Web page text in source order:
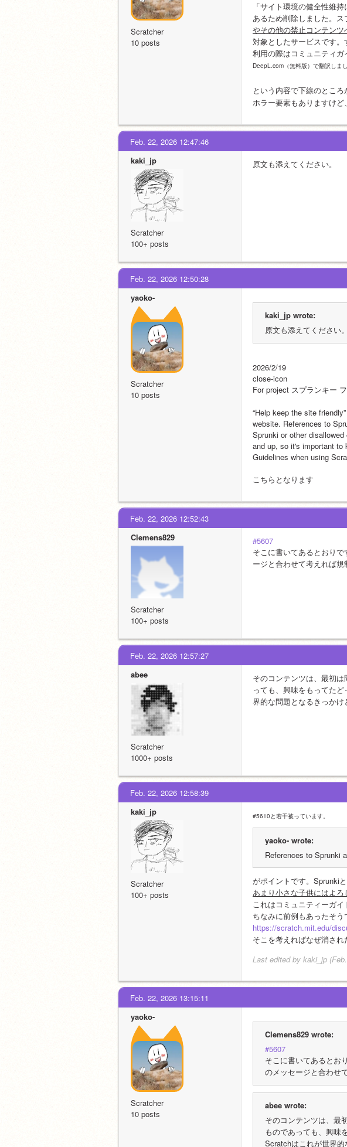
Scratcher
10 posts
「サイト環境の健全性維
あるため削除しました。ス
やその他の禁止コンテン
対象としたサービスです
利用の際はコミュニティガ
DeepL.com（無料版）で翻訳しまし
という内容で下線のところ
ホラー要素もありますけ
Feb. 22, 2026 12:47:46
kaki_jp
Scratcher
100+ posts
原文も添えてください。
Feb. 22, 2026 12:50:28
yaoko-
Scratcher
10 posts
kaki_jp wrote:
原文も添えてください。
2026/2/19
close-icon
For project スプランキー
“Help keep the site
website. References to
Sprunki or other
and up, so it's important to
Guidelines when using
こちらとなります
Feb. 22, 2026 12:52:43
Clemens829
Scratcher
100+ posts
#5607
そこに書いてあるとおり
ージと合わせて考えれば規
Feb. 22, 2026 12:57:27
abee
Scratcher
1000+ posts
そのコンテンツは、最初
っても、興味をもってた
界的な問題となるきっかけ
Feb. 22, 2026 12:58:39
kaki_jp
Scratcher
100+ posts
#5610と若干被っています。
yaoko- wrote:
References to Sprunki
がポイントです。Sprunki
あまり小さな子供にはよろ
これはコミュニティーガイ
ちなみに前例もあったそう
https://scratch.mit.edu/
そこを考えればなぜ消され
Last edited by kaki_jp
Feb. 22, 2026 13:15:11
yaoko-
Scratcher
10 posts
Clemens829 wrote:
#5607
そこに書いてあるとお
のメッセージと合わせ
abee wrote:
そのコンテンツは、最
ものであっても、興味
Scratchはこれが世界的